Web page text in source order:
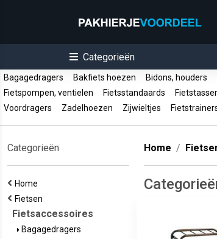
Categorieën
Bagagedragers Bakfiets hoezen Bidons, houders
Fietspompen, ventielen
Fietsstandaards
Voordragers
Zadelhoezen Zijwieltjes
Categorieën
Home
Fietsen
Fietsaccessoires
Bagagedragers
Home